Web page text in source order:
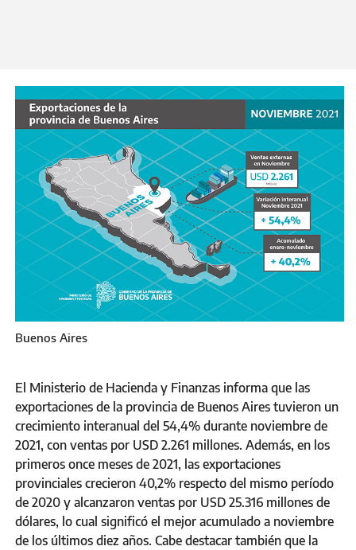
Buenos Aires
El Ministerio de Hacienda y Finanzas informa que las
exportaciones de la provincia de Buenos Aires tuvieron un
crecimiento interanual del 54,4% durante noviembre de
2021, con ventas por USD 2.261 millones. Además, en los
primeros once meses de 2021, las exportaciones
provinciales crecieron 40,2% respecto del mismo período
de 2020 y alcanzaron ventas por USD 25.316 millones de
dólares, lo cual significó el mejor acumulado a noviembre
de los últimos diez años. Cabe destacar también que la